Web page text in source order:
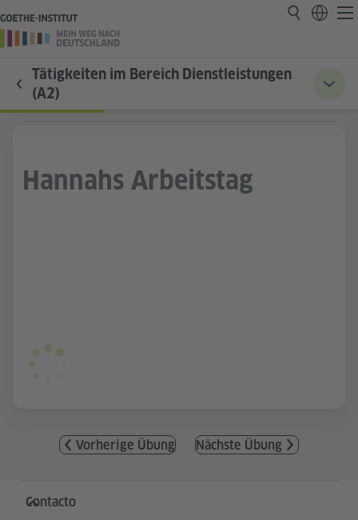
Tätigkeiten im Bereich Dienstleistungen
(A2)
Hannahs Arbeitstag
Vorherige Übung Nächste Übung
Service- und Informationsbereich
Contacto